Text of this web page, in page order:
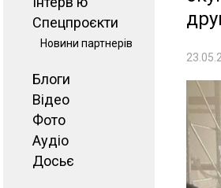
Спецпроєкти
Новини партнерів
Блоги
Відео
Фото
Аудіо
Досьє